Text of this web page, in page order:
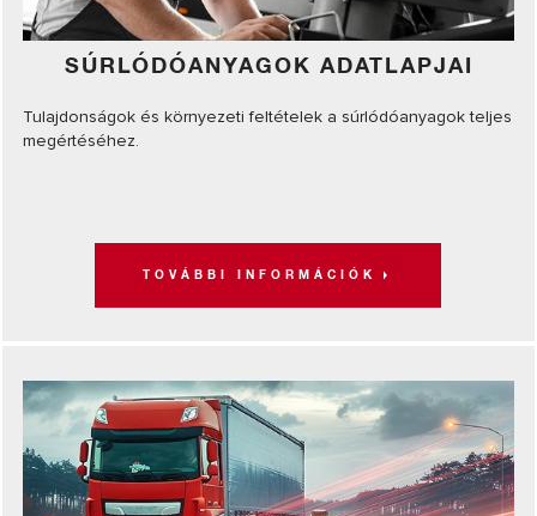
SÚRLÓDÓANYAGOK ADATLAPJAI
Tulajdonságok és környezeti feltételek a súrlódóanyagok teljes
megértéséhez.
TOVÁBBI INFORMÁCIÓK